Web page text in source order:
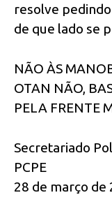
resolve
de que lado se
NÃO ÀS
OTAN NÃO,
PELA FRENTE
Secretariado
PCPE
28 de março de